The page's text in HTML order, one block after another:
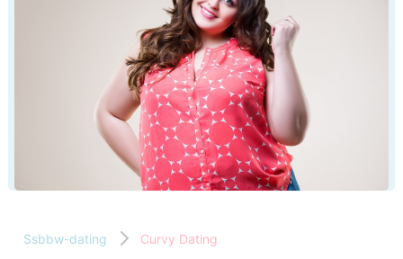
Ssbbw-dating Curvy Dating